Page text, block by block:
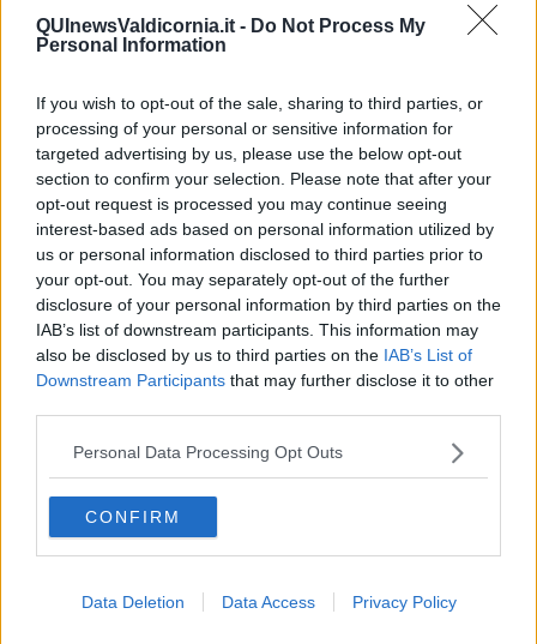
QUInewsValdicornia.it - Do Not Process My
Personal Information
If you wish to opt-out of the sale, sharing to third parties, or
processing of your personal or sensitive information for
targeted advertising by us, please use the below opt-out
section to confirm your selection. Please note that after your
opt-out request is processed you may continue seeing
interest-based ads based on personal information utilized by
us or personal information disclosed to third parties prior to
your opt-out. You may separately opt-out of the further
disclosure of your personal information by third parties on the
IAB’s list of downstream participants. This information may
also be disclosed by us to third parties on the IAB’s List of
Downstream Participants that may further disclose it to other
Personal Data Processing Opt Outs
CONFIRM
Data Deletion Data Access Privacy Policy
Homo imbecillis
​4 anni di Blog
​Il passato, questo conosciuto!
​Clima ballerino e sbalzi d’umore
La maternità
​L’uomo o l’orso?
Non hanno un amico a teatro​
​Tutta una questione di rispetto
​Cose che ci esauriscono
​Vespa che passione!
​Lasciate ai vostri figli il diritto di piangere
​Parole d’amore regalate al vento
​Essere genitori di un adolescente
​Saper pazientare
​Giornata del Fiocchetto Lilla
​Venerdì emozionalmente sostenibile
Ma ti ascolti?
Contornati di persone che…
Che cos’è la dipendenza affettiva?
Quarta tappa nelle personalità: il narcisista
​Nuovi arrivi!
​Terza tappa nelle personalità: l’antisociale